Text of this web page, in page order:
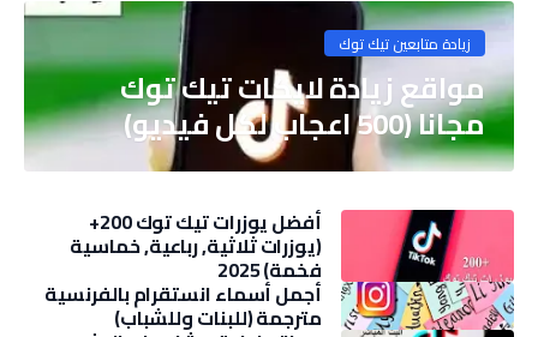
زيادة متابعين تيك توك
مواقع زيادة لايكات تيك توك
مجانا (500 اعجاب لكل فيديو)
أفضل يوزرات تيك توك 200+
(يوزرات ثلاثية, رباعية, خماسية
فخمة) 2025
أجمل أسماء انستقرام بالفرنسية
مترجمة (للبنات وللشباب)